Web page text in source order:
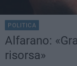
POLITICA
Alfarano:
risorsa»